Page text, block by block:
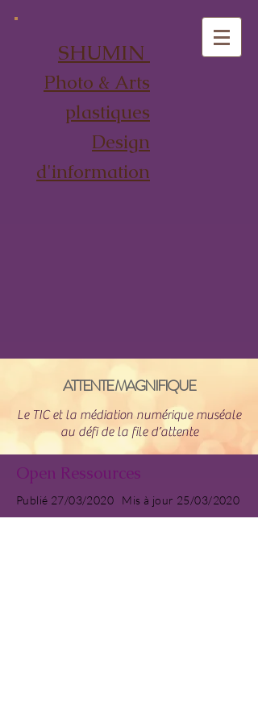
SHUMIN
Photo & Arts
plastiques
Design
d'information
ATTENTE MAGNIFIQUE
Le TIC et la médiation numérique muséale
au défi de la file d’attente
Open Ressources
Publié 27/03/2020 Mis à jour 25/03/2020